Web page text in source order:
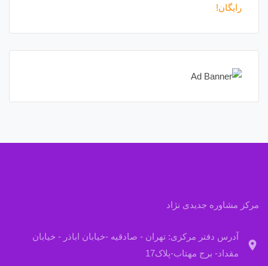
رایگان!
مرکز مشاوره جدیدی نژاد
location_on
آدرس دفتر مرکزی: تهران - صادقیه -خیابان اباذر - خیابان
مقداد- برج مهتاب-پلاک17